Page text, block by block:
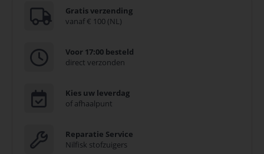
Gratis verzending
vanaf € 100 (NL)
Voor 17:00 besteld
direct verzonden
Kies uw leverdag
of afhaalpunt
Reparatie Service
Nilfisk stofzuigers